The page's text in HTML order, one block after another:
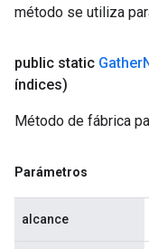
método se utiliza
public static Gather
índices)
Método de fábrica
Parámetros
alcance